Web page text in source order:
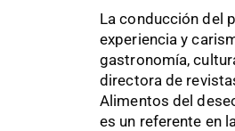
La conducción del
experiencia y
gastronomía,
directora de
Alimentos del
es un referente en